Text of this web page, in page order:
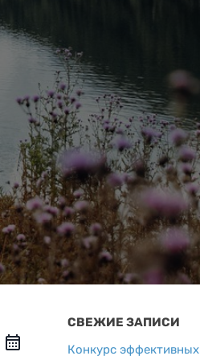
СВЕЖИЕ ЗАПИСИ
Конкурс эффективных